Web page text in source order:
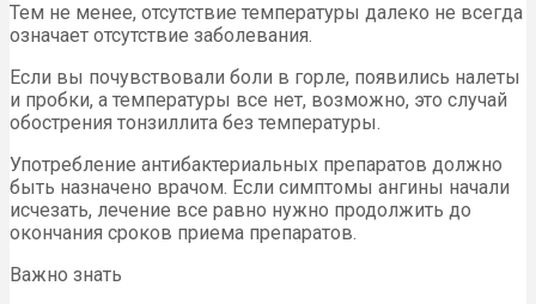
Тем не менее, отсутствие температуры далеко не всегда
означает отсутствие заболевания.
Если вы почувствовали боли в горле, появились налеты
и пробки, а температуры все нет, возможно, это случай
обострения тонзиллита без температуры.
Употребление антибактериальных препаратов должно
быть назначено врачом. Если симптомы ангины начали
исчезать, лечение все равно нужно продолжить до
окончания сроков приема препаратов.
Важно знать